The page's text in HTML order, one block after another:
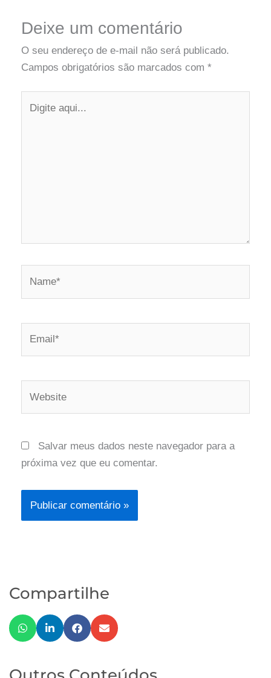
Deixe um comentário
O seu endereço de e-mail não será publicado.
Campos obrigatórios são marcados com *
aqui...
Salvar meus dados neste navegador para a
próxima vez que eu comentar.
Compartilhe